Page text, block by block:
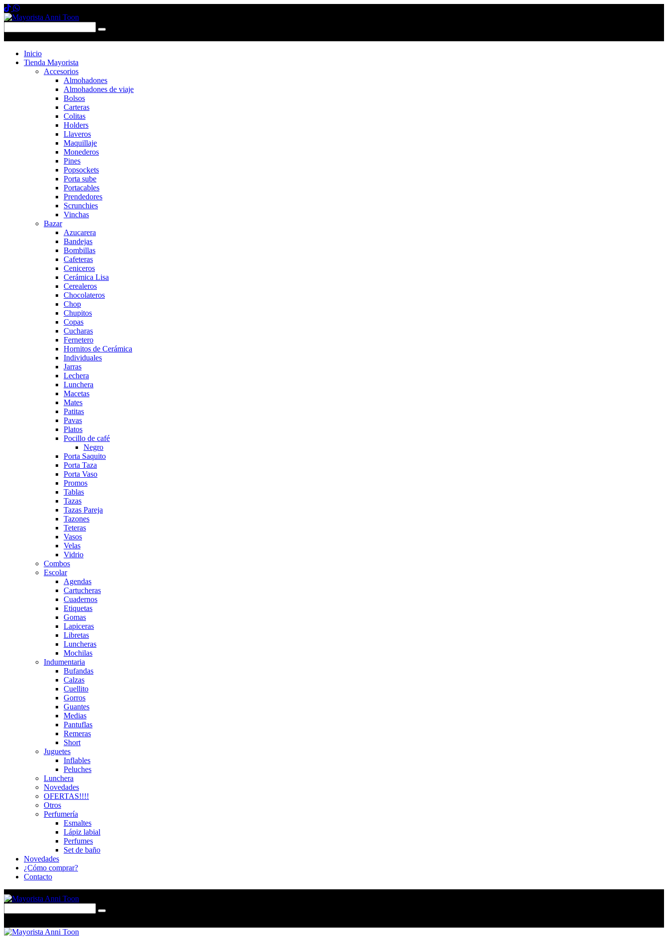
Inicio
Tienda Mayorista
Accesorios
Almohadones
Almohadones de viaje
Bolsos
Carteras
Colitas
Holders
Llaveros
Maquillaje
Monederos
Pines
Popsockets
Porta sube
Portacables
Prendedores
Scrunchies
Vinchas
Bazar
Azucarera
Bandejas
Bombillas
Cafeteras
Ceniceros
Cerámica Lisa
Cerealeros
Chocolateros
Chop
Chupitos
Copas
Cucharas
Fernetero
Hornitos de Cerámica
Individuales
Jarras
Lechera
Lunchera
Macetas
Mates
Patitas
Pavas
Platos
Pocillo de café
Negro
Porta Saquito
Porta Taza
Porta Vaso
Promos
Tablas
Tazas
Tazas Pareja
Tazones
Teteras
Vasos
Velas
Vidrio
Combos
Escolar
Agendas
Cartucheras
Cuadernos
Etiquetas
Gomas
Lapiceras
Libretas
Luncheras
Mochilas
Indumentaria
Bufandas
Calzas
Cuellito
Gorros
Guantes
Medias
Pantuflas
Remeras
Short
Juguetes
Inflables
Peluches
Lunchera
Novedades
OFERTAS!!!!
Otros
Perfumería
Esmaltes
Lápiz labial
Perfumes
Set de baño
Novedades
¿Cómo comprar?
Contacto